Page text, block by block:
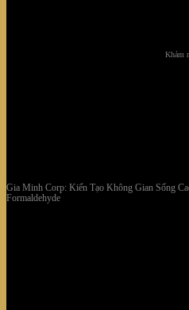
Khảm
Gia Minh Corp: Kiến Tạo Không Gian Sống
Formaldehyde